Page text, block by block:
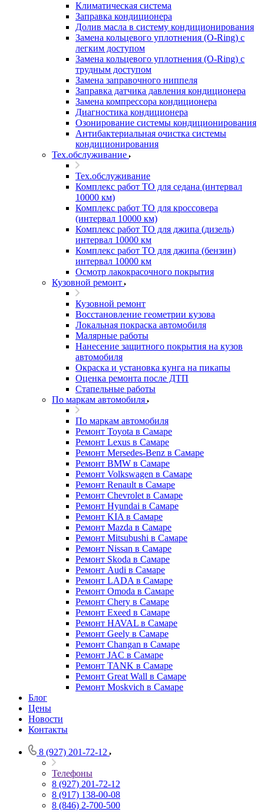
Климатическая система
Заправка кондиционера
Долив масла в систему кондиционирования
Замена кольцевого уплотнения (O-Ring) с
легким доступом
Замена кольцевого уплотнения (O-Ring) с
трудным доступом
Замена заправочного ниппеля
Заправка датчика давления кондиционера
Замена компрессора кондиционера
Диагностика кондиционера
Озонирование системы кондиционирования
Антибактериальная очистка системы
кондиционирования
Тех.обслуживание
Тех.обслуживание
Комплекс работ ТО для седана (интервал
10000 км)
Комплекс работ ТО для кроссовера
(интервал 10000 км)
Комплекс работ ТО для джипа (дизель)
интервал 10000 км
Комплекс работ ТО для джипа (бензин)
интервал 10000 км
Осмотр лакокрасочного покрытия
Кузовной ремонт
Кузовной ремонт
Восстановление геометрии кузова
Локальная покраска автомобиля
Малярные работы
Нанесение защитного покрытия на кузов
автомобиля
Окраска и установка кунга на пикапы
Оценка ремонта после ДТП
Стапельные работы
По маркам автомобиля
По маркам автомобиля
Ремонт Toyota в Самаре
Ремонт Lexus в Самаре
Ремонт Mersedes-Benz в Самаре
Ремонт BMW в Самаре
Ремонт Volkswagen в Самаре
Ремонт Renault в Самаре
Ремонт Chevrolet в Самаре
Ремонт Hyundai в Самаре
Ремонт KIA в Самаре
Ремонт Mazda в Самаре
Ремонт Mitsubushi в Самаре
Ремонт Nissan в Самаре
Ремонт Skoda в Самаре
Ремонт Audi в Самаре
Ремонт LADA в Самаре
Ремонт Omoda в Самаре
Ремонт Chery в Самаре
Ремонт Exeed в Самаре
Ремонт HAVAL в Самаре
Ремонт Geely в Самаре
Ремонт Changan в Самаре
Ремонт JAC в Самаре
Ремонт TANK в Самаре
Ремонт Great Wall в Самаре
Ремонт Moskvich в Самаре
Блог
Цены
Новости
Контакты
8 (927) 201-72-12
Телефоны
8 (927) 201-72-12
8 (917) 138-00-08
8 (846) 2-700-500